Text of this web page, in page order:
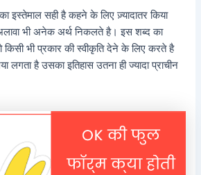
इस्तेमाल सही है कहने के लिए ज़्यादातर किया
भी अनेक अर्थ निकलते है। इस शब्द का
किसी भी प्रकार की स्वीकृति देने के लिए करते है
लगता है उसका इतिहास उतना ही ज्यादा प्राचीन